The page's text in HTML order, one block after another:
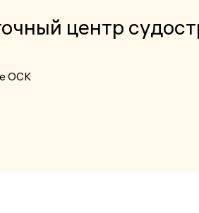
центр
ОСК